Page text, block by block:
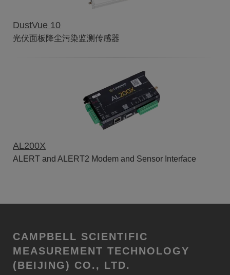
DustVue 10
光伏面板降尘污染监测传感器
AL200X
ALERT and ALERT2 Modem and Sensor Interface
CAMPBELL SCIENTIFIC
MEASUREMENT TECHNOLOGY
(BEIJING) CO., LTD.